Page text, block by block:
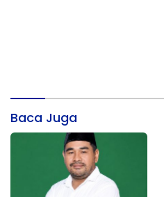
Baca Juga